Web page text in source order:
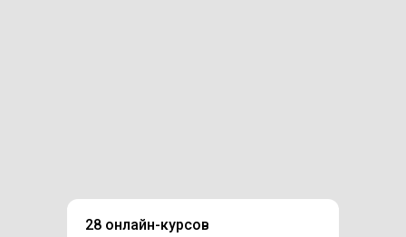
28 онлайн-курсов